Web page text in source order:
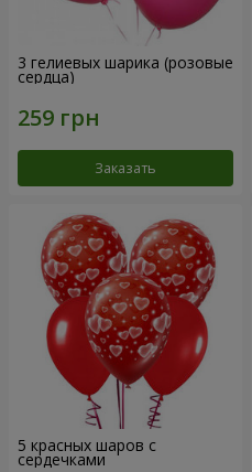
3 гелиевых шарика (розовые
сердца)
Заказать
5 красных шаров с
сердечками